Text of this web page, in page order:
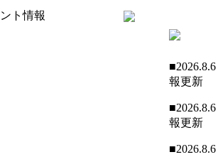
ト情報
■2026.8.6
報更新
■2026.8.6
報更新
■2026.8.6